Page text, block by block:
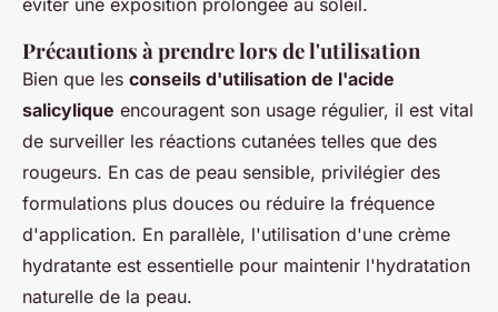
Précautions à prendre lors de l'utilisation
Bien que les conseils d'utilisation de l'acide
salicylique encouragent son usage régulier, il est vital
de surveiller les réactions cutanées telles que des
rougeurs. En cas de peau sensible, privilégier des
formulations plus douces ou réduire la fréquence
d'application. En parallèle, l'utilisation d'une crème
hydratante est essentielle pour maintenir l'hydratation
naturelle de la peau.